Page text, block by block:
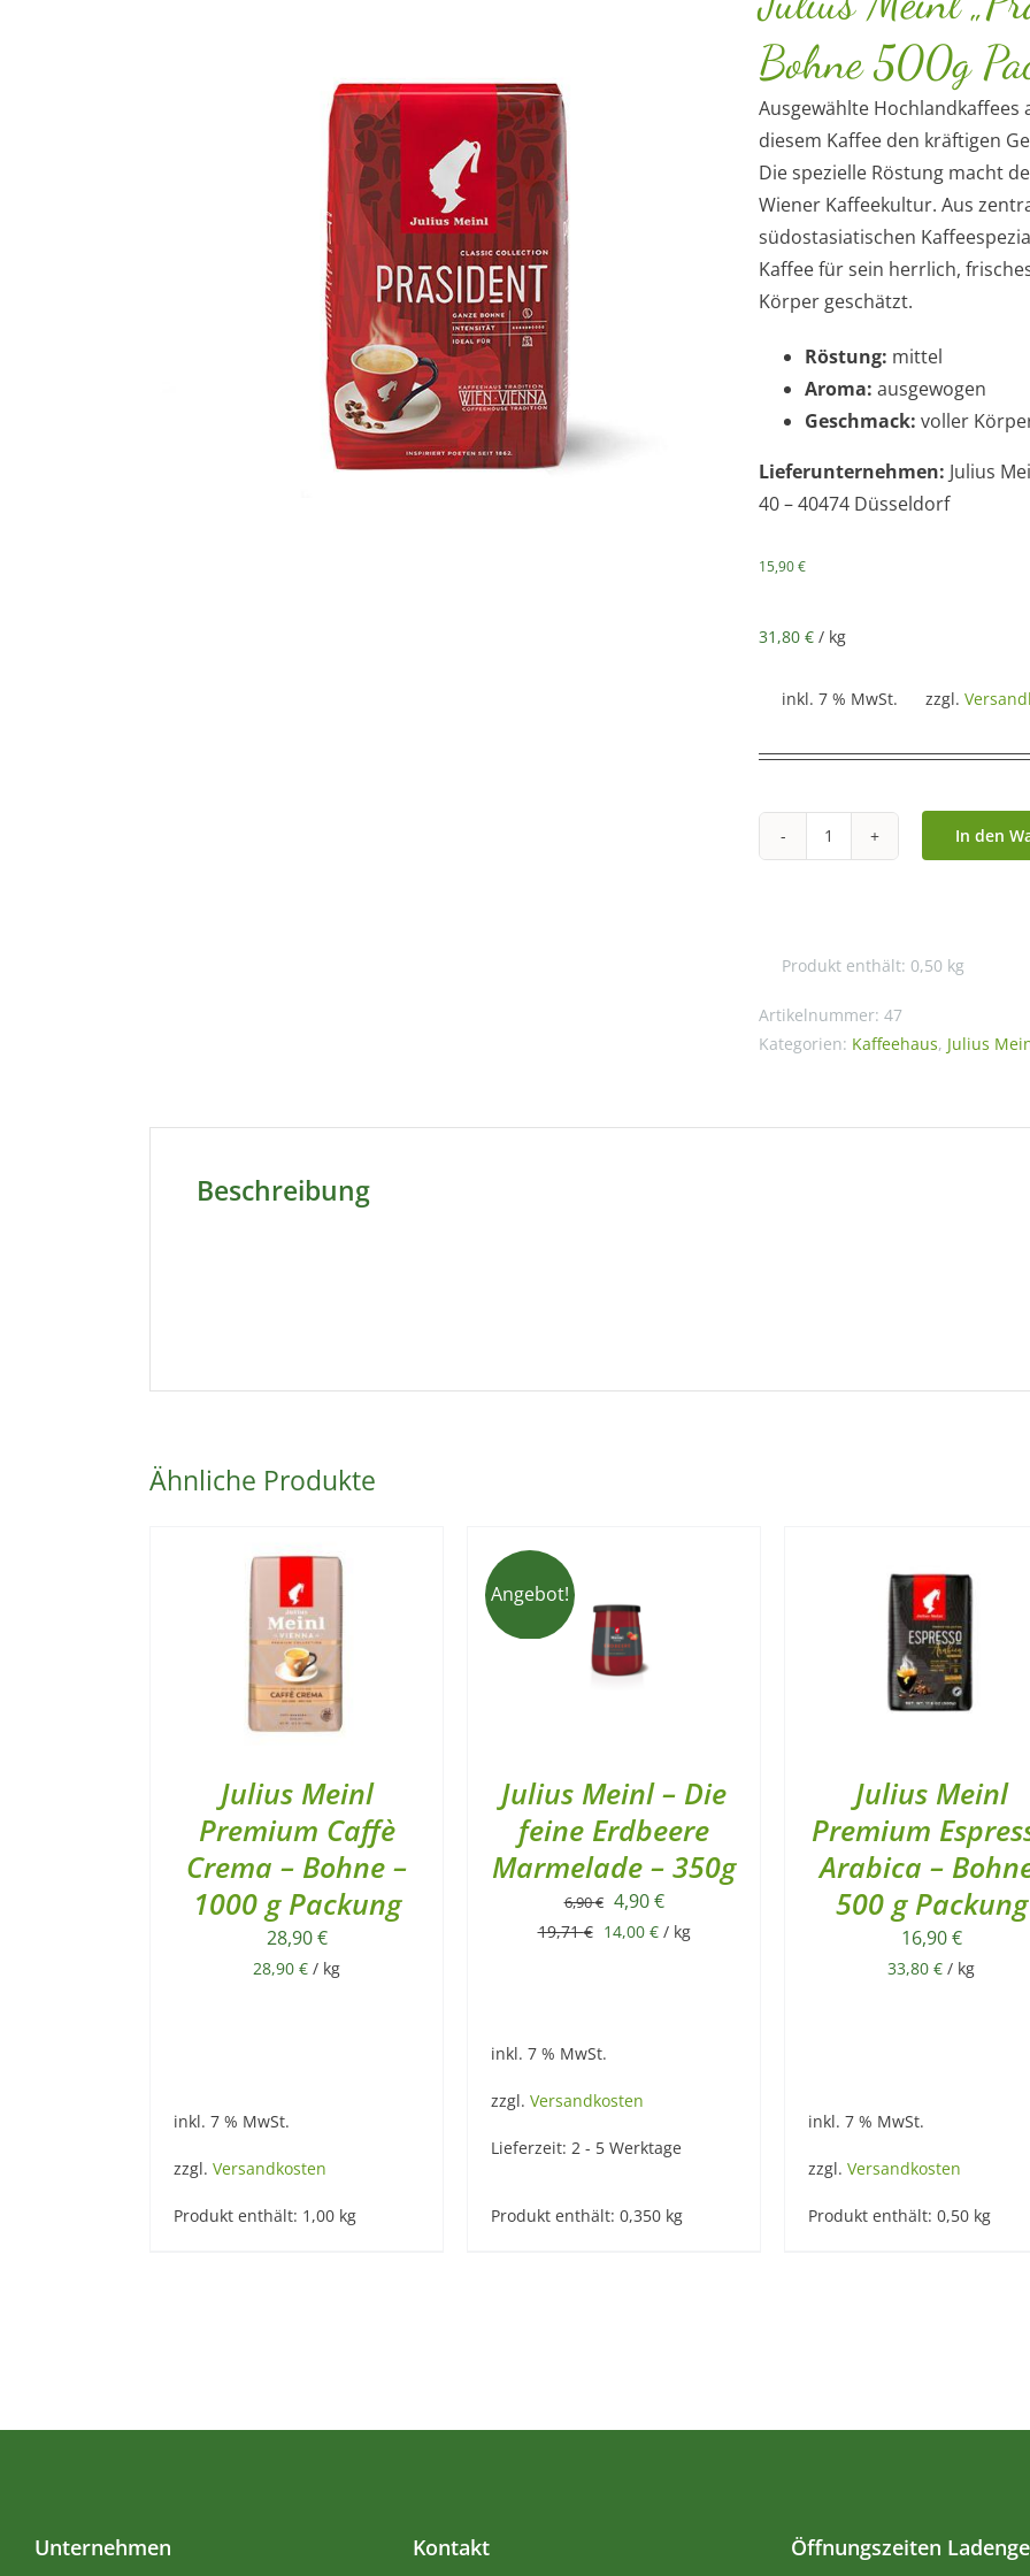
Bohne 500g
Ausgewählte Hochlandkaffees
diesem Kaffee den kräftigen
Die spezielle Röstung macht
Wiener Kaffeekultur. Aus
südostasiatischen
Kaffee für sein herrlich,
Körper geschätzt.
Röstung: mittel
Aroma: ausgewogen
Geschmack: voller
Lieferunternehmen: Julius
40 – 40474 Düsseldorf
15,90€
31,80 € / kg
inkl. 7 % MwSt. zzgl.
Julius
-
Bohne
500g
In den
Produkt enthält: 0,50 kg
Artikelnummer: 47
Kategorien: Kaffeehaus, Julius
Beschreibung
Ähnliche Produkte
Julius Meinl
Premium Caffè
Crema – Bohne –
1000 g Packung
28,90€
28,90 € / kg
inkl. 7 % MwSt.
zzgl. Versandkosten
Produkt enthält: 1,00 kg
Angebot!
Julius Meinl – Die
feine Erdbeere
Marmelade – 350g
6,90€ Ursprünglicher
Preis
4,90€Aktueller
Preis
19,71€ 14,00 €/ kg
inkl. 7 % MwSt.
zzgl. Versandkosten
Lieferzeit: 2 - 5 Werktage
Produkt enthält: 0,350 kg
Julius Meinl
Premium
Arabica –
500 g Packung
16,90€
33,80 € / kg
inkl. 7 % MwSt.
zzgl. Versandkosten
Produkt enthält: 0,50 kg
Unternehmen Kontakt Öffnungszeiten